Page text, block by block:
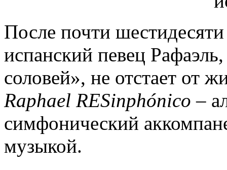
После почти шестидесяти
испанский певец
соловей», не отстает от
Raphael RESinphónico –
симфонический
музыкой.